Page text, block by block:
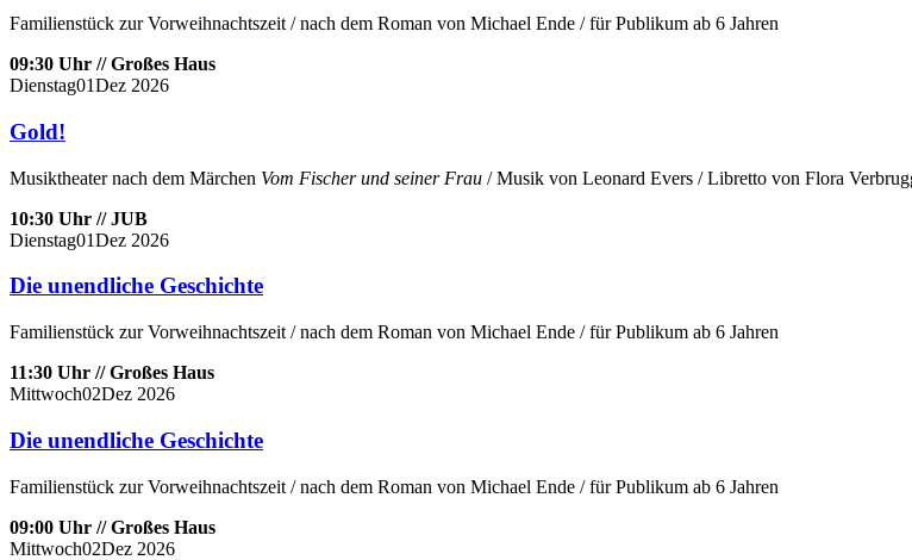
Familienstück zur Vorweihnachtszeit / nach dem Roman von Michael Ende / für Publikum ab 6 Jahren
09:30 Uhr // Großes Haus
Dienstag01Dez 2026
Gold!
Musiktheater nach dem Märchen Vom Fischer und seiner Frau / Musik von Leonard Evers / Libretto von Flora
10:30 Uhr // JUB
Dienstag01Dez 2026
Die unendliche Geschichte
Familienstück zur Vorweihnachtszeit / nach dem Roman von Michael Ende / für Publikum ab 6 Jahren
11:30 Uhr // Großes Haus
Mittwoch02Dez 2026
Die unendliche Geschichte
Familienstück zur Vorweihnachtszeit / nach dem Roman von Michael Ende / für Publikum ab 6 Jahren
09:00 Uhr // Großes Haus
Mittwoch02Dez 2026